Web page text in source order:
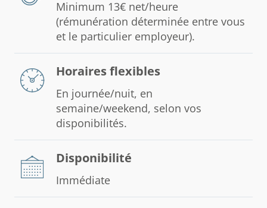
Minimum 13€ net/heure
(rémunération déterminée entre vous
et le particulier employeur).
Horaires flexibles
En journée/nuit, en
semaine/weekend, selon vos
disponibilités.
Disponibilité
Immédiate